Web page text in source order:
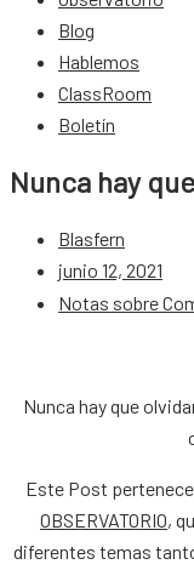
Blog
Hablemos
ClassRoom
Boletín
Nunca hay
Blasfern
junio 12, 2021
Notas sobre
Nunca hay que
Este Post
OBSERVATORIO,
diferentes temas